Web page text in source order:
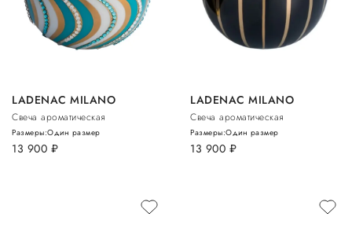
LADENAC MILANO
Свеча ароматическая
13 900 руб.
Размеры:Один размер
LADENAC MILANO
Свеча ароматическая
13 900 руб.
Размеры:Один размер